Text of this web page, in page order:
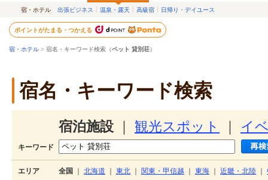
宿・ホテル 出張ビジネス 温泉・露天 高級宿 日帰り・デイユース
ポイントがたまる・つかえる
宿・ホテル > 宿名・キーワード検索（ペット 貸別荘）
宿名・キーワード検索
宿泊施設 観光スポット イ
キーワード
エリア 全国 北海道 東北 関東・甲信越 東海 近畿・北陸